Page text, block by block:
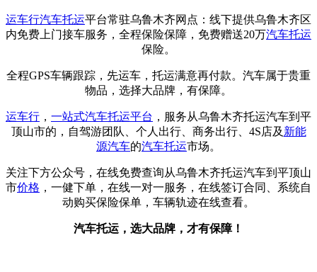
运车行汽车托运平台常驻乌鲁木齐网点：线下提供乌鲁木齐区
内免费上门接车服务，全程保险保障，免费赠送20万汽车托运
保险。
全程GPS车辆跟踪，先运车，托运满意再付款。汽车属于贵重
物品，选择大品牌，有保障。
运车行 ， 一站式汽车托运平台 ，服务从乌鲁木齐托运汽车到平
顶山市的，自驾游团队、个人出行、商务出行、4S店及 新能
源汽车的汽车托运市场。
关注下方公众号，在线免费查询从乌鲁木齐托运汽车到平顶山
市价格 ，一健下单，在线一对一服务，在线签订合同、系统自
动购买保险保单，车辆轨迹在线查看。
汽车托运，选大品牌，才有保障！